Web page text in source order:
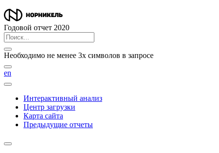
Годовой отчет 2020
Необходимо не менее 3х символов в запросе
en
Интерактивный анализ
Центр загрузки
Карта сайта
Предыдущие отчеты